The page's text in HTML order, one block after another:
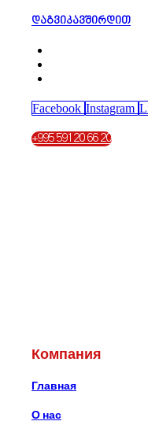
დაგვიკავშირდით
Facebook Instagram
+995 591 20 66 20
Компания
Главная
О нас